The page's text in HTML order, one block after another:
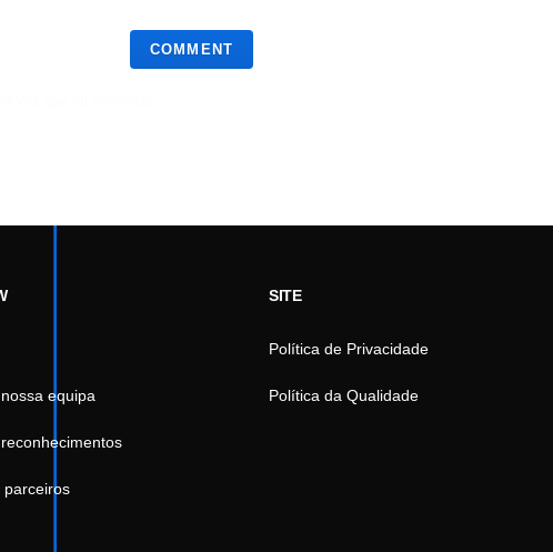
equipa
parceiros
SITE
Política de Privacidade
Política da Qualidade